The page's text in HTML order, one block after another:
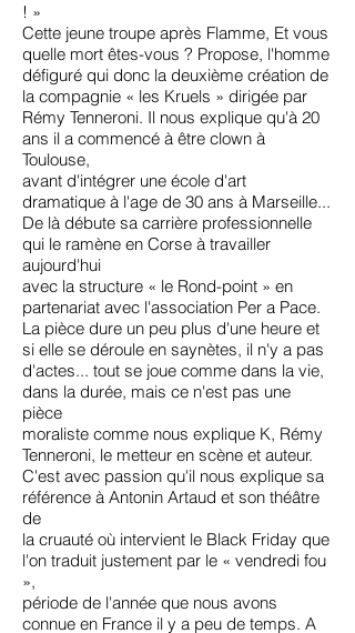
! »
Cette jeune troupe après Flamme, Et vous
quelle mort êtes-vous ? Propose, l'homme
défiguré qui donc la deuxième création de
la compagnie « les Kruels » dirigée par
Rémy Tenneroni. Il nous explique qu'à 20
ans il a commencé à être clown à
Toulouse,
avant d'intégrer une école d'art
dramatique à l'age de 30 ans à Marseille...
De là débute sa carrière professionnelle
qui le ramène en Corse à travailler
aujourd'hui
avec la structure « le Rond-point » en
partenariat avec l'association Per a Pace.
La pièce dure un peu plus d'une heure et
si elle se déroule en saynètes, il n'y a pas
d'actes... tout se joue comme dans la vie,
dans la durée, mais ce n'est pas une
pièce
moraliste comme nous explique K, Rémy
Tenneroni, le metteur en scène et auteur.
C'est avec passion qu'il nous explique sa
référence à Antonin Artaud et son théâtre
de
la cruauté où intervient le Black Friday que
l'on traduit justement par le « vendredi fou
»,
période de l'année que nous avons
connue en France il y a peu de temps. A